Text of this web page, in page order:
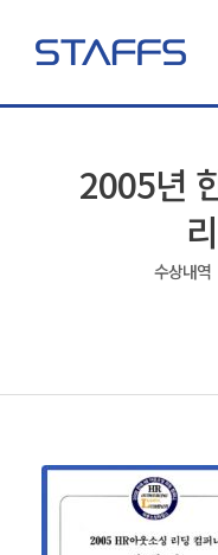
2005년
수상내역